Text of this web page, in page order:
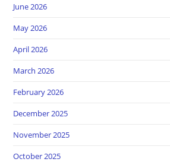
June 2026
May 2026
April 2026
March 2026
February 2026
December 2025
November 2025
October 2025